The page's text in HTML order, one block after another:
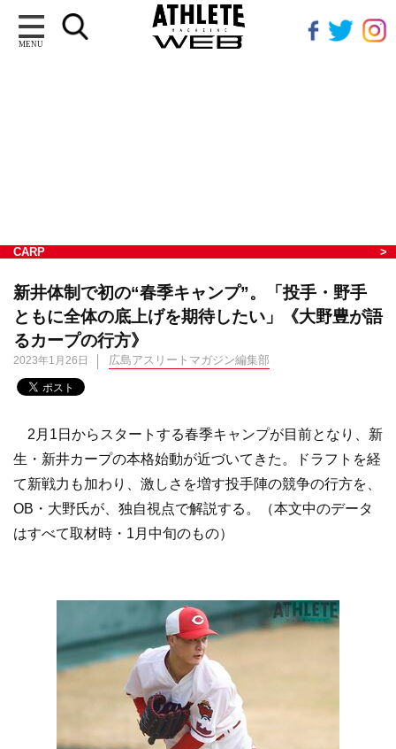
MENU
CARP
新井体制で初の“春季キャンプ”。「投手・野手
ともに全体の底上げを期待したい」《大野豊が語
るカープの行方》
2023年1月26日 広島アスリートマガジン編集部
2月1日からスタートする春季キャンプが目前となり、新
生・新井カープの本格始動が近づいてきた。ドラフトを経
て新戦力も加わり、激しさを増す投手陣の競争の行方を、
OB・大野氏が、独自視点で解説する。（本文中のデータ
はすべて取材時・1月中旬のもの）